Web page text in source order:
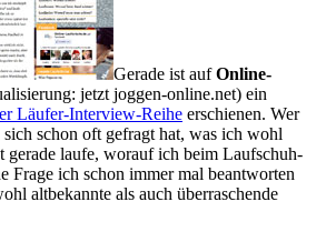
Gerade ist aufOnline-
jetzt joggen-online.net) ein
Läufer-Interview-Reihe erschienen. Wer
schon oft gefragt hat, was ich wohl
gerade laufe, worauf ich beim Laufschuh-
Frage ich schon immer mal beantworten
altbekannte als auch überraschende